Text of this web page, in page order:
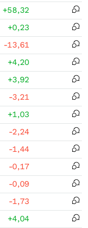
+58,32
+0,23
-13,61
+4,20
+3,92
-3,21
+1,03
-2,24
-1,44
-0,17
-0,09
-1,73
+4,04